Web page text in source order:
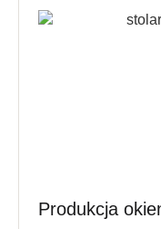
Produkcja